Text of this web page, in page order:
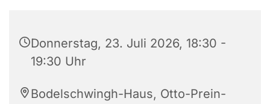
Donnerstag, 23. Juli 2026, 18:30 -
19:30 Uhr
Bodelschwingh-Haus, Otto-Prein-